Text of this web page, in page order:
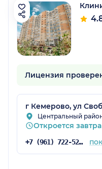
Лицензия
г Кемерово, ул
Центральный
Откроется
+7 (961) 722-52-50